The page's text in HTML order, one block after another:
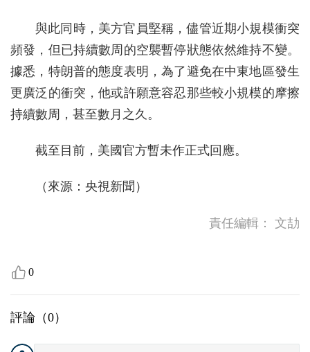
與此同時，美方官員堅稱，儘管近期小規模衝突
頻發，但已持續數周的空襲暫停狀態依然維持不變。
據悉，特朗普的態度表明，為了避免在中東地區發生
更廣泛的衝突，他或許願意容忍那些較小規模的摩擦
持續數周，甚至數月之久。
截至目前，美國官方暫未作正式回應。
（來源：央視新聞）
責任編輯： 文劼
0
評論（0）